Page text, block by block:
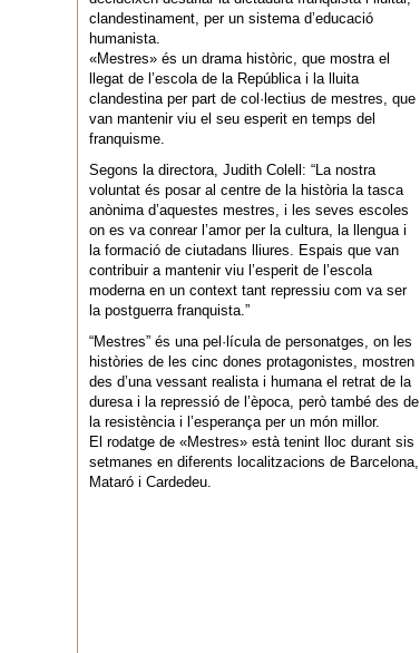
clandestinament, per un sistema d’educació
humanista.
«Mestres» és un drama històric, que mostra el
llegat de l’escola de la República i la lluita
clandestina per part de col·lectius de mestres, que
van mantenir viu el seu esperit en temps del
franquisme.
Segons la directora, Judith Colell: “La nostra
voluntat és posar al centre de la història la tasca
anònima d’aquestes mestres, i les seves escoles
on es va conrear l’amor per la cultura, la llengua i
la formació de ciutadans lliures. Espais que van
contribuir a mantenir viu l’esperit de l’escola
moderna en un context tant repressiu com va ser
la postguerra franquista.”
“Mestres” és una pel·lícula de personatges, on les
històries de les cinc dones protagonistes, mostren
des d’una vessant realista i humana el retrat de la
duresa i la repressió de l’època, però també des de
la resistència i l’esperança per un món millor.
El rodatge de «Mestres» està tenint lloc durant sis
setmanes en diferents localitzacions de Barcelona,
Mataró i Cardedeu.